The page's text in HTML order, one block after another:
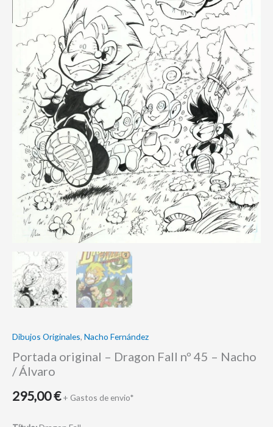
Dibujos Originales, Nacho Fernández
Portada original – Dragon Fall nº 45 – Nacho
/ Álvaro
295,00€ + Gastos de envio*
Álvaro
cantidad